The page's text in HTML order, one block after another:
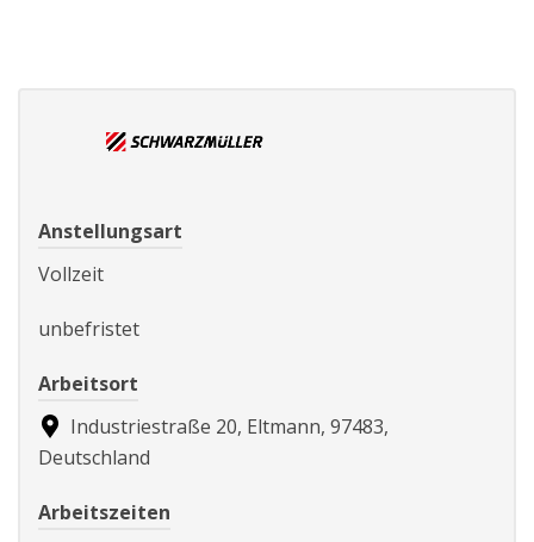
Anstellungsart
Vollzeit
unbefristet
Arbeitsort
Industriestraße 20, Eltmann, 97483,
Deutschland
Arbeitszeiten